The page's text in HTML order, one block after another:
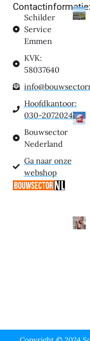
Contactinformatie:
Schilder
Service
Emmen
KVK:
58037640
Hoofdkantoor:
030-2072024
Bouwsector
Nederland
Ga naar onze
webshop